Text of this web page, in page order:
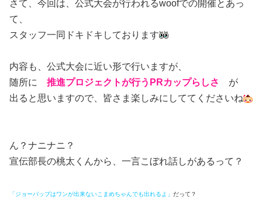
さて、今回は、公式大会が行われるwoofでの開催とあっ
て、
スタッフ一同ドキドキしております
内容も、公式大会に近い形で行いますが、
随所に
推進プロジェクトが行うPRカップらしさ が
出ると思いますので、皆さま楽しみにしててくださいね
ん？ナニナニ？
宣伝部長の桃太くんから、一言こぼれ話しがあるって？
「ジョーパップはワンが出来ないこまめちゃんでも出れるよ」 だって？